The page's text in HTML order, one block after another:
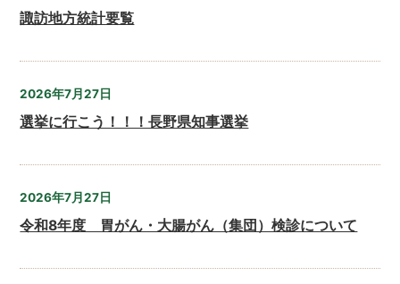
諏訪地方統計要覧
2026年7月27日
選挙に行こう！！！長野県知事選挙
2026年7月27日
令和8年度 胃がん・大腸がん（集団）検診について